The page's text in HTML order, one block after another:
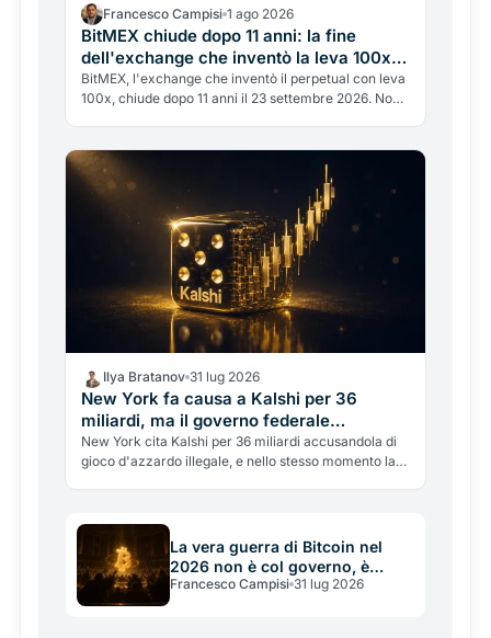
Francesco Campisi 1 ago 2026
BitMEX chiude dopo 11 anni: la fine
dell'exchange che inventò la leva 100x e
cambiò le crypto per sempre
BitMEX, l'exchange che inventò il perpetual con leva
100x, chiude dopo 11 anni il 23 settembre 2026. Non
fare con i fondi.
Ilya Bratanov 31 lug 2026
New York fa causa a Kalshi per 36
miliardi, ma il governo federale
interviene per fermarla
New York cita Kalshi per 36 miliardi accusandola di
gioco d'azzardo illegale, e nello stesso momento la
La vera guerra di Bitcoin nel
2026 non è col governo, è
civile: Saylor dichiara le sue
Francesco Campisi 31 lug 2026